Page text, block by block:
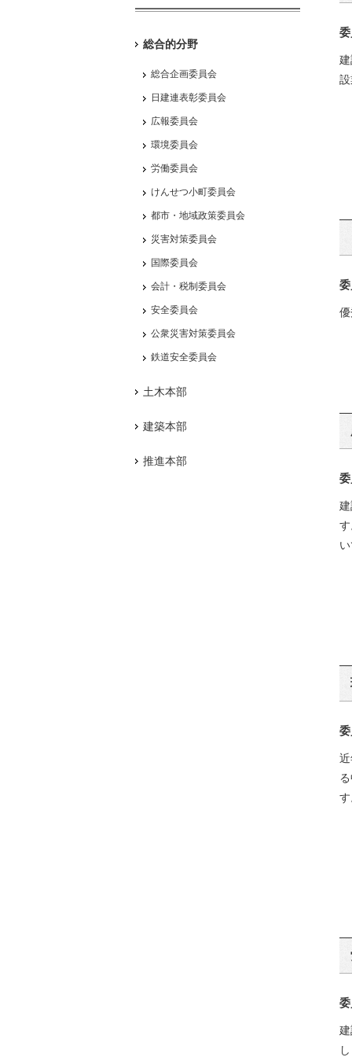
す
総合的分野
総合企画委員会
日建連表彰委員会
広報委員会
環境委員会
労働委員会
けんせつ小町委員会
都市・地域政策委員会
災害対策委員会
国際委員会
会計・税制委員会
安全委員会
公衆災害対策委員会
鉄道安全委員会
土木本部
建築本部
推進本部